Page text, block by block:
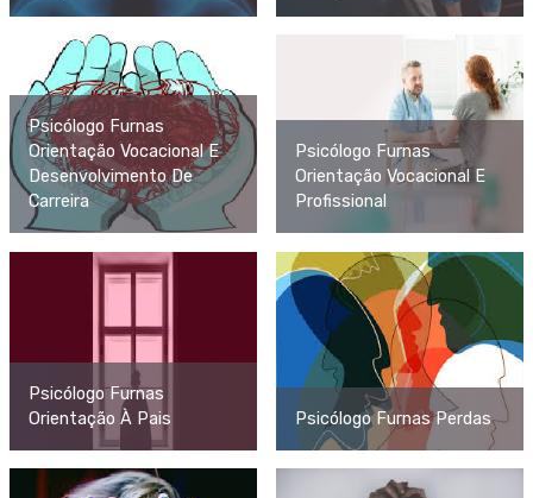
Psicólogo Furnas
Orientação Vocacional E
Desenvolvimento De
Carreira
Psicólogo Furnas
Orientação Vocacional E
Profissional
Psicólogo Furnas
Orientação À Pais
Psicólogo Furnas Perdas